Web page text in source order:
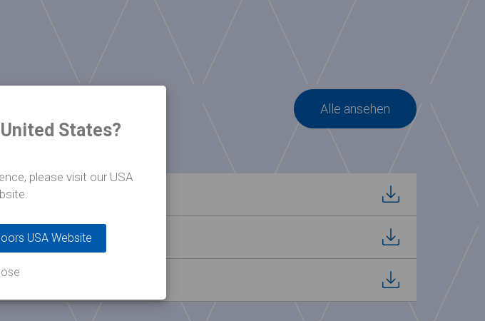
Alle ansehen
States?
please visit our USA
USA Website